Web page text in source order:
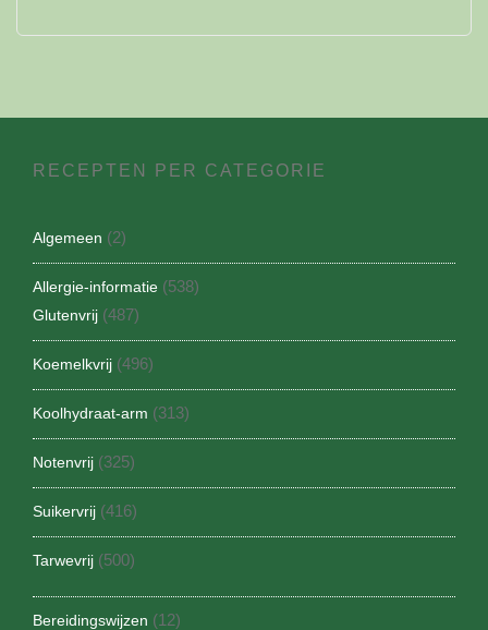
RECEPTEN PER CATEGORIE
Algemeen (2)
Allergie-informatie (538)
Glutenvrij (487)
Koemelkvrij (496)
Koolhydraat-arm (313)
Notenvrij (325)
Suikervrij (416)
Tarwevrij (500)
Bereidingswijzen (12)